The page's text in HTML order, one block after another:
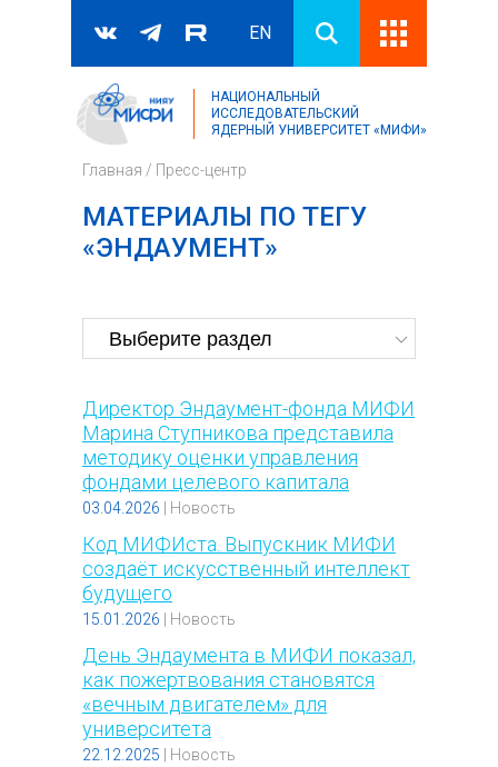
Форма поиска
Поиск
EN
НАЦИОНАЛЬНЫЙ
ИССЛЕДОВАТЕЛЬСКИЙ
ЯДЕРНЫЙ УНИВЕРСИТЕТ «МИФИ»
Главная / Пресс-центр
МАТЕРИАЛЫ ПО ТЕГУ
«ЭНДАУМЕНТ»
Директор Эндаумент-фонда МИФИ
Марина Ступникова представила
методику оценки управления
фондами целевого капитала
03.04.2026 Новость
Код МИФИста. Выпускник МИФИ
создаёт искусственный интеллект
будущего
15.01.2026 Новость
День Эндаумента в МИФИ показал,
как пожертвования становятся
«вечным двигателем» для
университета
22.12.2025 Новость